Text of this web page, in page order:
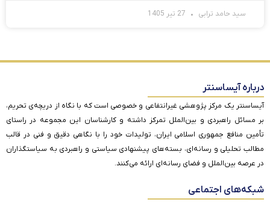
سید حامد ترابی
درباره آیساسنتر
آیساسنتر یک مرکز پژوهشی غیرانتفاعی و خصوصی است که با نگاه از دریچه‌ی تحریم،
بر مسائل راهبردی و بین‌الملل تمرکز داشته و کارشناسان این مجموعه در راستای
تأمین منافع جمهوری اسلامی ایران، تولیدات خود را با نگاهی دقیق و فنی در قالب
مطالب تحلیلی و رسانه‌ای، بسته‌های پیشنهادی سیاستی و راهبردی به سیاستگذاران
در عرصه بین‌الملل و فضای رسانه‌ای ارائه می‌کنند.
شبکه‌های اجتماعی